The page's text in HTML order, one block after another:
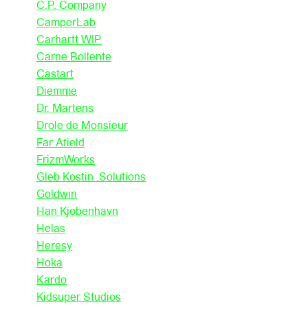
C.P. Company
CamperLab
Carhartt WIP
Carne Bollente
Castart
Diemme
Dr. Martens
Drole de Monsieur
Far Afield
FrizmWorks
Gleb Kostin .Solutions
Goldwin
Han Kjobenhavn
Helas
Heresy
Hoka
Kardo
Kidsuper Studios